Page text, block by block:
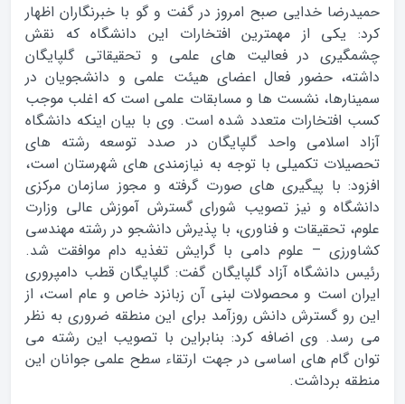
حمیدرضا خدایی صبح امروز در گفت و گو با خبرنگاران اظهار
کرد: یکی از مهمترین افتخارات این دانشگاه که نقش
چشمگیری در فعالیت های علمی و تحقیقاتی گلپایگان
داشته، حضور فعال اعضای هیئت علمی و دانشجویان در
سمینارها، نشست ها و مسابقات علمی است که اغلب موجب
کسب افتخارات متعدد شده است. وی با بیان اینکه دانشگاه
آزاد اسلامی واحد گلپایگان در صدد توسعه رشته های
تحصیلات تکمیلی با توجه به نیازمندی های شهرستان است،
افزود: با پیگیری های صورت گرفته و مجوز سازمان مرکزی
دانشگاه و نیز تصویب شورای گسترش آموزش عالی وزارت
علوم، تحقیقات و فناوری، با پذیرش دانشجو در رشته مهندسی
کشاورزی – علوم دامی با گرایش تغذیه دام موافقت شد.
رئیس دانشگاه آزاد گلپایگان گفت: گلپایگان قطب دامپروری
ایران است و محصولات لبنی آن زبانزد خاص و عام است، از
این رو گسترش دانش روزآمد برای این منطقه ضروری به نظر
می رسد. وی اضافه کرد: بنابراین با تصویب این رشته می
توان گام های اساسی در جهت ارتقاء سطح علمی جوانان این
منطقه برداشت.